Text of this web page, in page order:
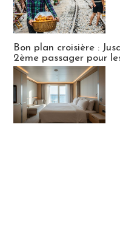
Bon plan croisière :
2ème passager pour